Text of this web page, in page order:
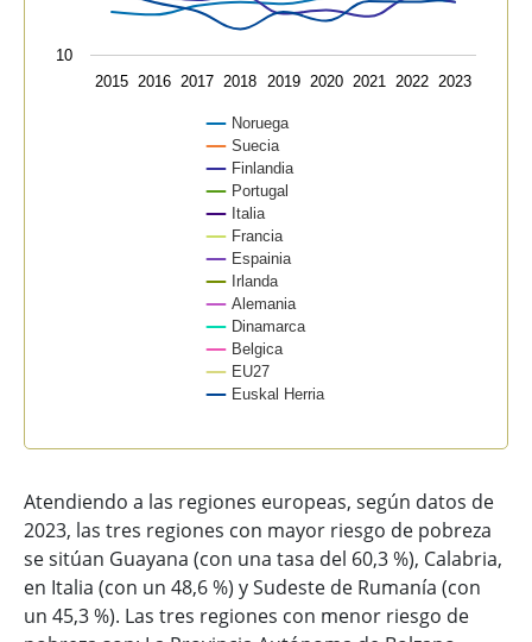
Noruega
Suecia
Finlandia
Portugal
Italia
Francia
Espainia
Irlanda
Alemania
Dinamarca
Belgica
EU27
Euskal Herria
2015 2016 2017 2018 2019 2020 2021 2022 2023
10
Atendiendo a las regiones europeas, según datos de
2023, las tres regiones con mayor riesgo de pobreza
se sitúan Guayana (con una tasa del 60,3 %), Calabria,
en Italia (con un 48,6 %) y Sudeste de Rumanía (con
un 45,3 %). Las tres regiones con menor riesgo de